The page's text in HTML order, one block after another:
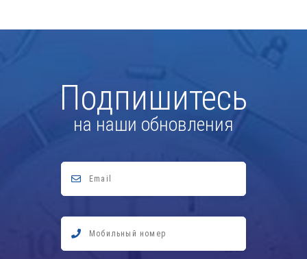
Подпишитесь
на наши обновления